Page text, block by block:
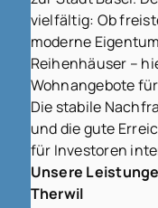
vielfältig: Ob
moderne
Reihenhäuser –
Wohnangebote
Die stabile
und die gute
für Investoren
Unsere
Therwil